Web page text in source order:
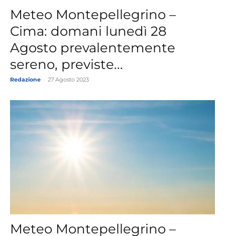
Meteo Montepellegrino –
Cima: domani lunedì 28
Agosto prevalentemente
sereno, previste...
Redazione 27 Agosto 2023
Meteo Montepellegrino –